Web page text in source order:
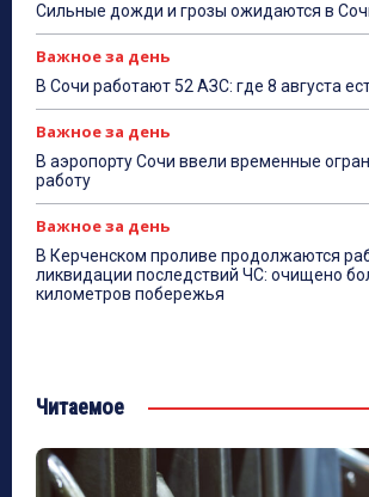
Сильные дожди и грозы ожидаются в
Важное за день
В Сочи работают 52 АЗС: где 8 августа
Важное за день
В аэропорту Сочи ввели временные
работу
Важное за день
В Керченском проливе продолжаются
ликвидации последствий ЧС: очищено
километров побережья
Читаемое